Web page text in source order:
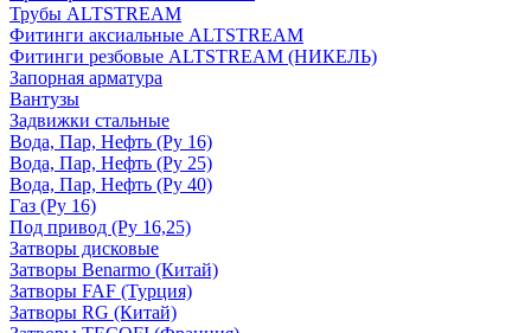
Трубы ALTSTREAM
Фитинги аксиальные ALTSTREAM
Фитинги резбовые ALTSTREAM (НИКЕЛЬ)
Запорная арматура
Вантузы
Задвижки стальные
Вода, Пар, Нефть (Ру 16)
Вода, Пар, Нефть (Ру 25)
Вода, Пар, Нефть (Ру 40)
Газ (Ру 16)
Под привод (Ру 16,25)
Затворы дисковые
Затворы Benarmo (Китай)
Затворы FAF (Турция)
Затворы RG (Китай)